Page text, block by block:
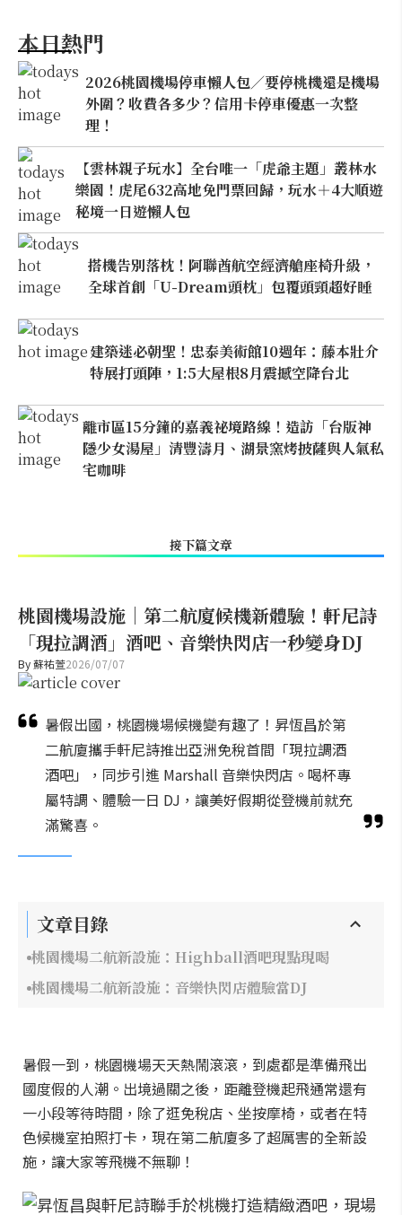
本日熱門
2026桃園機場停車懶人包／要停桃機還是機場
外圍？收費各多少？信用卡停車優惠一次整
理！
【雲林親子玩水】全台唯一「虎爺主題」叢林水
樂園！虎尾632高地免門票回歸，玩水＋4大順遊
秘境一日遊懶人包
搭機告別落枕！阿聯酋航空經濟艙座椅升級，
全球首創「U-Dream頭枕」包覆頭頸超好睡
建築迷必朝聖！忠泰美術館10週年：藤本壯介
特展打頭陣，1:5大屋根8月震撼空降台北
離市區15分鐘的嘉義祕境路線！造訪「台版神
隱少女湯屋」清豐濤月、湖景窯烤披薩與人氣私
宅咖啡
接下篇文章
桃園機場設施｜第二航廈候機新體驗！軒尼詩
「現拉調酒」酒吧、音樂快閃店一秒變身DJ
By蘇祐萱2026/07/07
暑假出國，桃園機場候機變有趣了！昇恆昌於第
二航廈攜手軒尼詩推出亞洲免稅首間「現拉調酒
酒吧」，同步引進 Marshall 音樂快閃店。喝杯專
屬特調、體驗一日 DJ，讓美好假期從登機前就充
滿驚喜。
文章目錄
桃園機場二航新設施：Highball酒吧現點現喝
桃園機場二航新設施：音樂快閃店體驗當DJ
暑假一到，桃園機場天天熱鬧滾滾，到處都是準備飛出
國度假的人潮。出境過關之後，距離登機起飛通常還有
一小段等待時間，除了逛免稅店、坐按摩椅，或者在特
色候機室拍照打卡，現在第二航廈多了超厲害的全新設
施，讓大家等飛機不無聊！